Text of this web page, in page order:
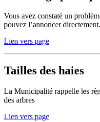
Vous avez constaté un
pouvez l’annoncer directement.
Lien vers page
Tailles des haies
La Municipalité rappelle les
des arbres
Lien vers page